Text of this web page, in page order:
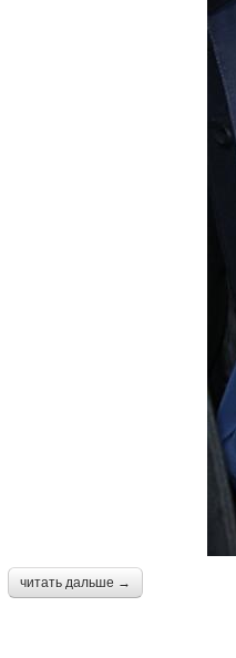
читать дальше →